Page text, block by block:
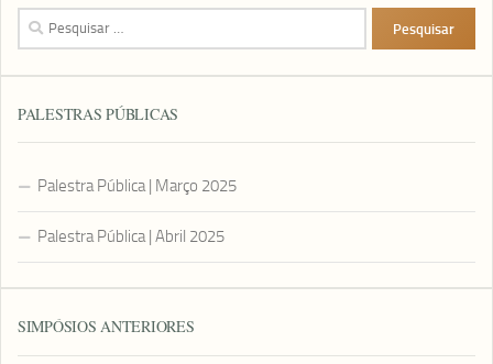
Pesquisar
por:
PALESTRAS PÚBLICAS
Palestra Pública | Março 2025
Palestra Pública | Abril 2025
SIMPÓSIOS ANTERIORES